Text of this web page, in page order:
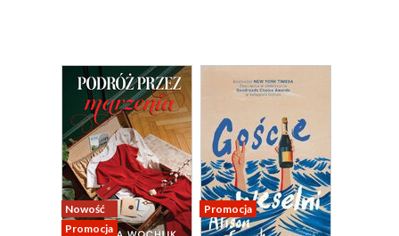
Nowość
Promocja
Promocja